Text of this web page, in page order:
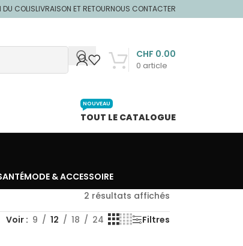
DU COLISLIVRAISON ET RETOURNOUS CONTACTER
0 article
CHF 0.00
TOUT LE CATALOGUE
NOUVEAU
MODE & ACCESSOIRE
2 résultats affichés
Voir 9 12 18 24 Filtres